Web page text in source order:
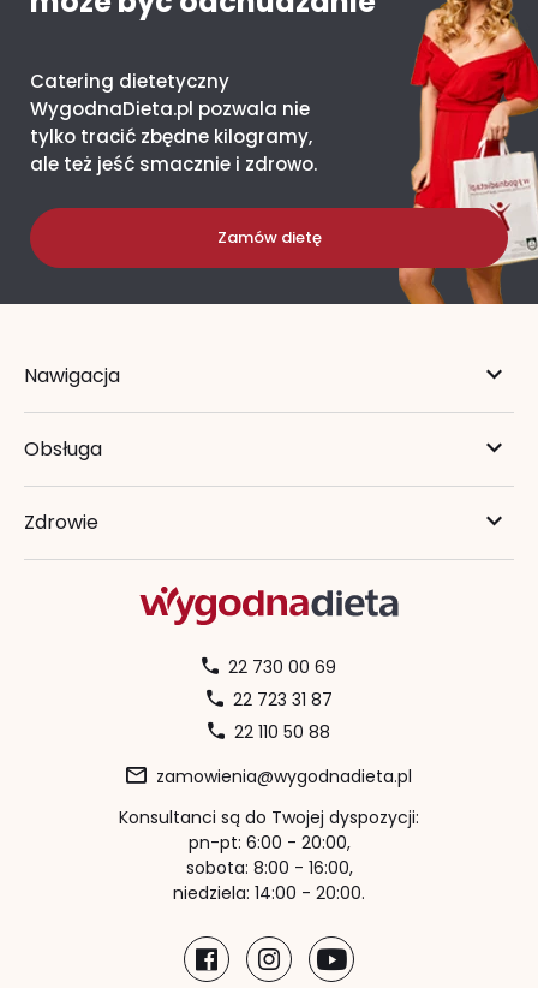
Catering dietetyczny
WygodnaDieta.pl pozwala nie
tylko tracić zbędne kilogramy,
ale też jeść smacznie i zdrowo.
Zamów dietę
Nawigacja
Obsługa
Zdrowie
22 730 00 69
22 723 31 87
22 110 50 88
zamowienia@wygodnadieta.pl
Konsultanci są do Twojej dyspozycji:
pn-pt: 6:00 - 20:00,
sobota: 8:00 - 16:00,
niedziela: 14:00 - 20:00.